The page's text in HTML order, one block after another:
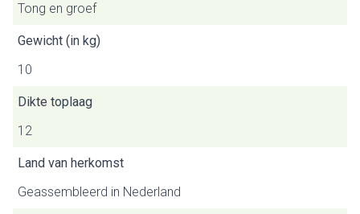
Tong en groef
Gewicht (in kg)
10
Dikte toplaag
12
Land van herkomst
Geassembleerd in Nederland